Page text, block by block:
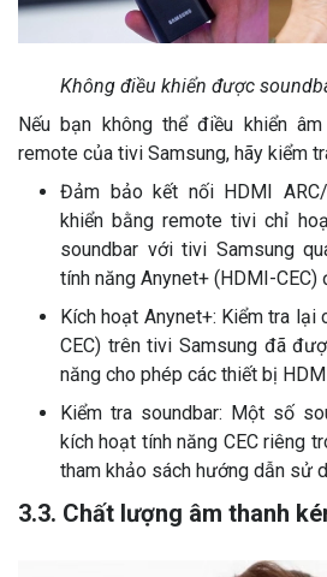
Không điều khiển được
Nếu bạn không thể điều khiển
remote của tivi Samsung, hãy kiểm
Đảm bảo kết nối HDMI
khiển bằng remote tivi chỉ
soundbar với tivi Samsung
tính năng Anynet+ (HDMI-CEC)
Kích hoạt Anynet+: Kiểm tra
CEC) trên tivi Samsung đã
năng cho phép các thiết bị
Kiểm tra soundbar: Một số
kích hoạt tính năng CEC riêng
tham khảo sách hướng dẫn sử
3.3. Chất lượng âm thanh